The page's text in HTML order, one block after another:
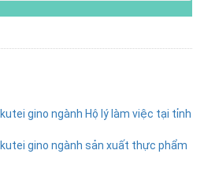
gino ngành Hộ lý làm việc tại tỉnh
gino ngành sản xuất thực phẩm